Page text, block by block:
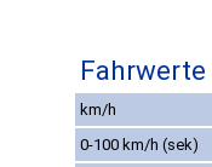
km/h
0-100 km/h (sek)